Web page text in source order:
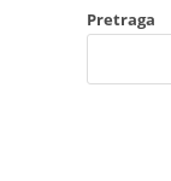
Pretraga